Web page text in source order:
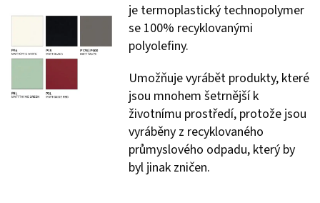
je termoplastický technopolymer
se 100% recyklovanými
polyolefiny.
Umožňuje vyrábět produkty, které
jsou mnohem šetrnější k
životnímu prostředí, protože jsou
vyráběny z recyklovaného
průmyslového odpadu, který by
byl jinak zničen.